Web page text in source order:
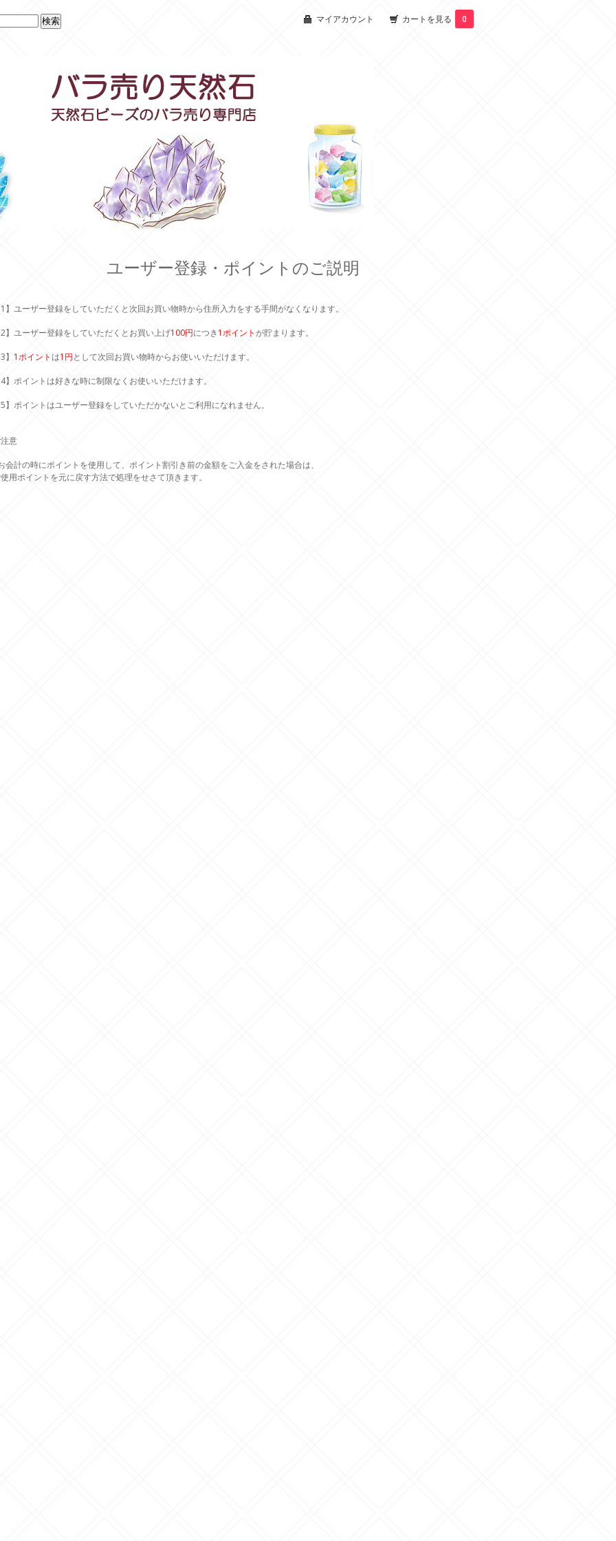
マイアカウント カートを見る 0
ユーザー登録・ポイントのご説明
】ユーザー登録をしていただくと次回お買い物時から住所入力をする手間がなくなります。
】ユーザー登録をしていただくとお買い上げ100円につき1ポイントが貯まります。
】 1ポイント は1円として次回お買い物時からお使いいただけます。
】ポイントは好きな時に制限なくお使いいただけます。
】ポイントはユーザー登録をしていただかないとご利用になれません。
意
会計の時にポイントを使用して、ポイント割引き前の金額をご入金をされた場合は、
用ポイントを元に戻す方法で処理をせさて頂きます。